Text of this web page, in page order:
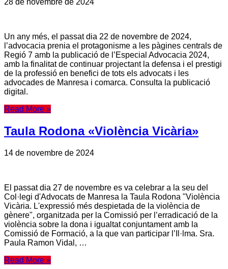
28 de novembre de 2024
Un any més, el passat dia 22 de novembre de 2024,
l’advocacia prenia el protagonisme a les pàgines centrals de
Regió 7 amb la publicació de l’Especial Advocacia 2024,
amb la finalitat de continuar projectant la defensa i el prestigi
de la professió en benefici de tots els advocats i les
advocades de Manresa i comarca. Consulta la publicació
digital.
Read More »
Taula Rodona «Violència Vicària»
14 de novembre de 2024
El passat dia 27 de novembre es va celebrar a la seu del
Col·legi d'Advocats de Manresa la Taula Rodona "Violència
Vicària. L'expressió més despietada de la violència de
gènere", organitzada per la Comissió per l’erradicació de la
violència sobre la dona i igualtat conjuntament amb la
Comissió de Formació, a la que van participar l’Il·lma. Sra.
Paula Ramon Vidal, …
Read More »